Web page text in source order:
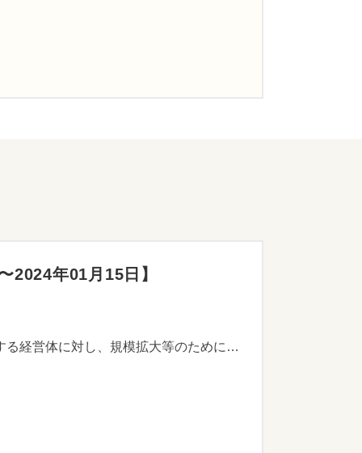
2024年01月15日】
優れた経営感覚を有する経営体を育成するため、「かながわ農業版MBA研修」の修了者又は修了者が属する経営体に対し、規模拡大等のために行う、施設整備や機械導入等に要する経費を補助します。 ※市町の事務手続きの関係から、期限は早まることがあります。居住する市町の定める期日までに市町または県政C等に持参してください。